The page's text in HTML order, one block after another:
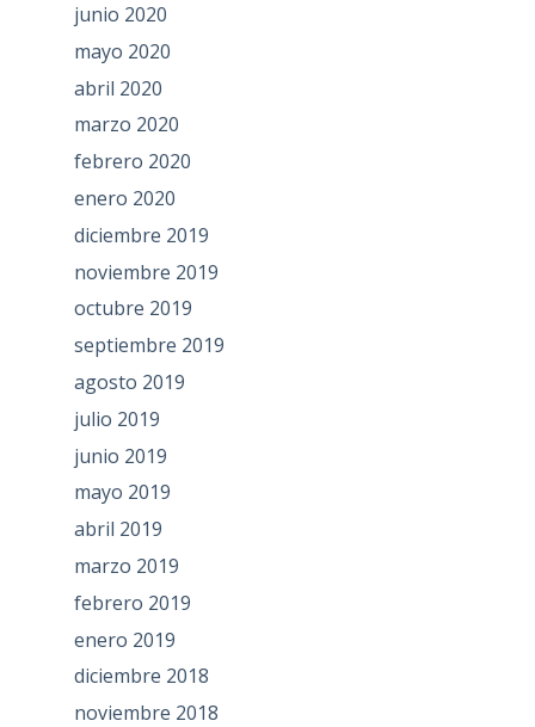
junio 2020
mayo 2020
abril 2020
marzo 2020
febrero 2020
enero 2020
diciembre 2019
noviembre 2019
octubre 2019
septiembre 2019
agosto 2019
julio 2019
junio 2019
mayo 2019
abril 2019
marzo 2019
febrero 2019
enero 2019
diciembre 2018
noviembre 2018